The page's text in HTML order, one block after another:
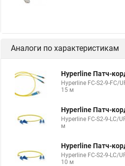
Аналоги по характеристикам
Hyperline Патч-
Hyperline FC-S2-9-FC/
15 м
Hyperline Патч-
Hyperline FC-S2-9-LC/
м
Hyperline Патч-
Hyperline FC-S2-9-LC/
10 м